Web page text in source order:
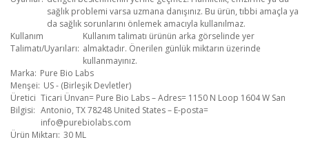
sağlık problemi varsa uzmana danışınız. Bu ürün, tıbbi amaçla ya
da sağlık sorunlarını önlemek amacıyla kullanılmaz.
Kullanım
Talimatı/Uyarıları
Kullanım talimatı ürünün arka görselinde yer
almaktadır. Önerilen günlük miktarın üzerinde
kullanmayınız.
Marka Pure Bio Labs
Menşei US - (Birleşik Devletler)
Üretici
Bilgisi
Ticari Ünvan= Pure Bio Labs – Adres= 1150 N Loop 1604 W San
Antonio, TX 78248 United States – E-posta=
info@purebiolabs.com
Ürün Miktarı 30 ML